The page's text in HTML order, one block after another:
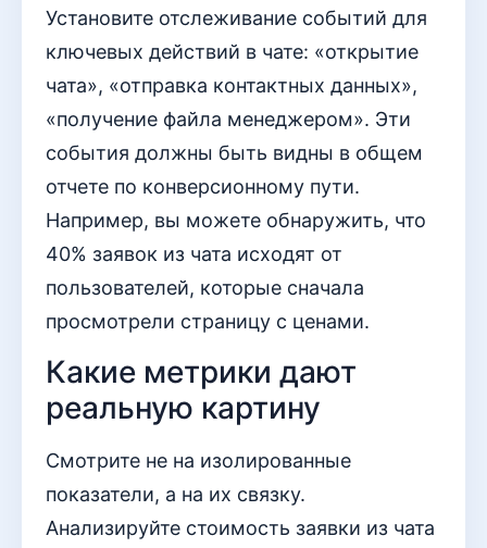
Установите отслеживание событий для
ключевых действий в чате: «открытие
чата», «отправка контактных данных»,
«получение файла менеджером». Эти
события должны быть видны в общем
отчете по конверсионному пути.
Например, вы можете обнаружить, что
40% заявок из чата исходят от
пользователей, которые сначала
просмотрели страницу с ценами.
Какие метрики дают
реальную картину
Смотрите не на изолированные
показатели, а на их связку.
Анализируйте стоимость заявки из чата